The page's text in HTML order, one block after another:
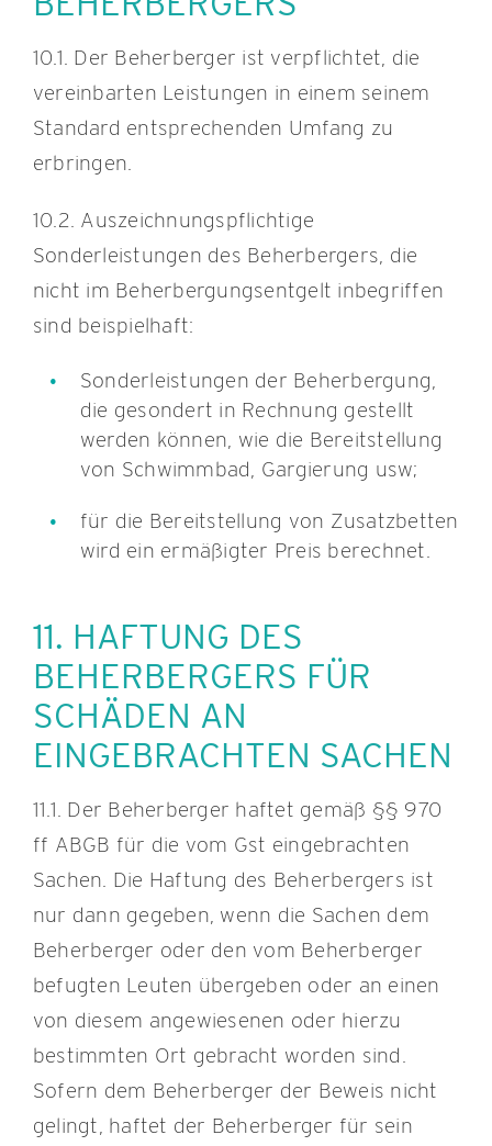
10.1. Der Beherberger ist verpflichtet, die
vereinbarten Leistungen in einem seinem
Standard entsprechenden Umfang zu
erbringen.
10.2. Auszeichnungspflichtige
Sonderleistungen des Beherbergers, die
nicht im Beherbergungsentgelt inbegriffen
sind beispielhaft:
Sonderleistungen der Beherbergung,
die gesondert in Rechnung gestellt
werden können, wie die Bereitstellung
von Schwimmbad, Gargierung usw;
für die Bereitstellung von Zusatzbetten
wird ein ermäßigter Preis berechnet.
11. HAFTUNG DES
BEHERBERGERS FÜR
SCHÄDEN AN
EINGEBRACHTEN SACHEN
11.1. Der Beherberger haftet gemäß §§ 970
ff ABGB für die vom Gst eingebrachten
Sachen. Die Haftung des Beherbergers ist
nur dann gegeben, wenn die Sachen dem
Beherberger oder den vom Beherberger
befugten Leuten übergeben oder an einen
von diesem angewiesenen oder hierzu
bestimmten Ort gebracht worden sind.
Sofern dem Beherberger der Beweis nicht
gelingt, haftet der Beherberger für sein